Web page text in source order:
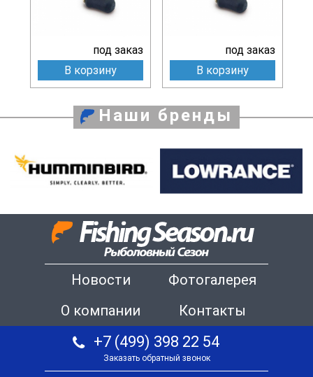
под заказ
В корзину
под заказ
В корзину
Наши бренды
Новости
Фотогалерея
О компании
Контакты
+7 (499) 398 22 54
Заказать обратный звонок